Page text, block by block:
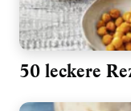
50 leckere